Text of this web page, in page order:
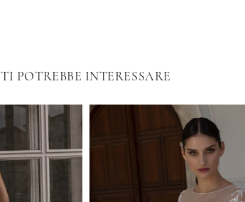
TI POTREBBE INTERESSARE